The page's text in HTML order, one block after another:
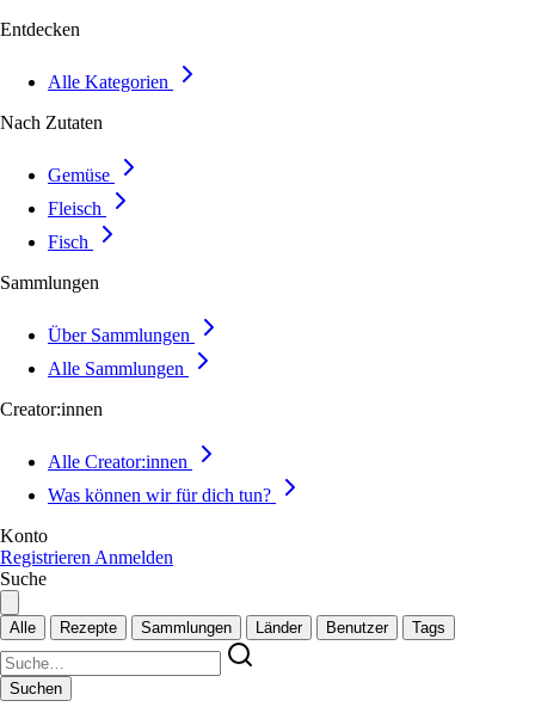
Entdecken
Alle Kategorien
Nach Zutaten
Gemüse
Fleisch
Fisch
Sammlungen
Über Sammlungen
Alle Sammlungen
Creator:innen
Alle Creator:innen
Was können wir für dich tun?
Konto
Registrieren Anmelden
Suche
Alle Rezepte Sammlungen Länder Benutzer Tags
Suchen